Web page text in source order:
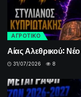
ΑΓΡΟΤΙΚΟ
Αίας Αλεθρικού:
31/07/2026 8